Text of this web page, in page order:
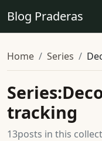
Blog Praderas
Home Series
tracking
13posts in this